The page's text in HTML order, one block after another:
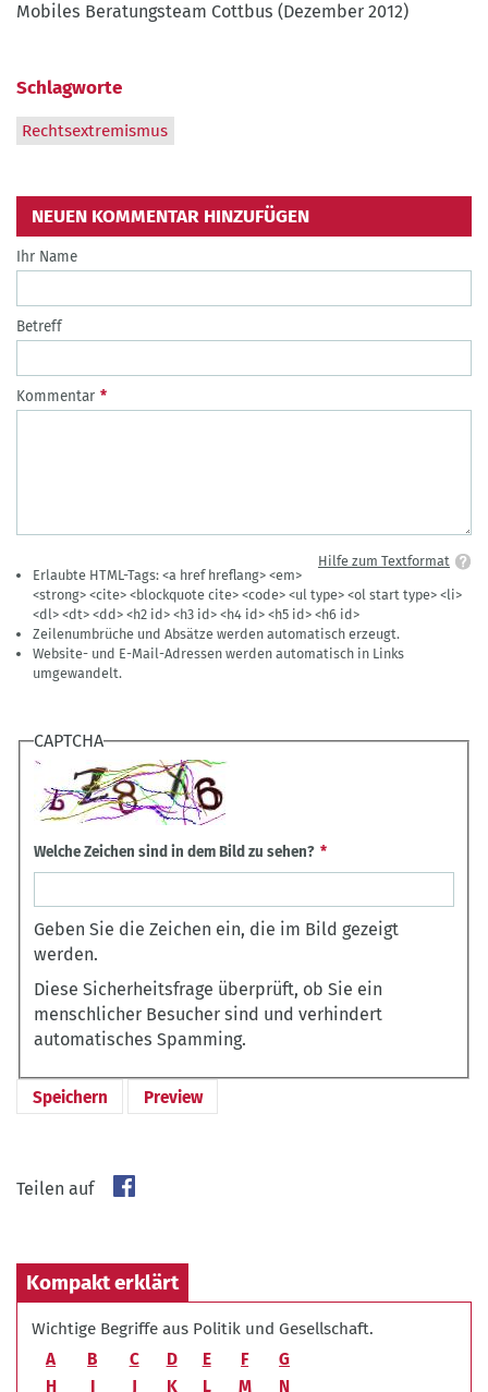
Mobiles Beratungsteam Cottbus (Dezember 2012)
Schlagworte
Rechtsextremismus
NEUEN KOMMENTAR HINZUFÜGEN
Ihr Name
Betreff
Kommentar
Hilfe zum Textformat
Erlaubte HTML-Tags: <a href hreflang> <em>
<strong> <cite> <blockquote cite> <code> <ul type> <ol start type> <li>
<dl> <dt> <dd> <h2 id> <h3 id> <h4 id> <h5 id> <h6 id>
Zeilenumbrüche und Absätze werden automatisch erzeugt.
Website- und E-Mail-Adressen werden automatisch in Links
umgewandelt.
CAPTCHA
Welche Zeichen sind in dem Bild zu sehen?
Geben Sie die Zeichen ein, die im Bild gezeigt
werden.
Diese Sicherheitsfrage überprüft, ob Sie ein
menschlicher Besucher sind und verhindert
automatisches Spamming.
Teilen auf
Kompakt erklärt
Wichtige Begriffe aus Politik und Gesellschaft.
A
B C D E F
G
H
J K L M N